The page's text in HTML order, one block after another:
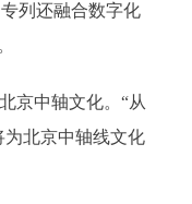
列还融合数字化
京中轴文化。“从
为北京中轴线文化